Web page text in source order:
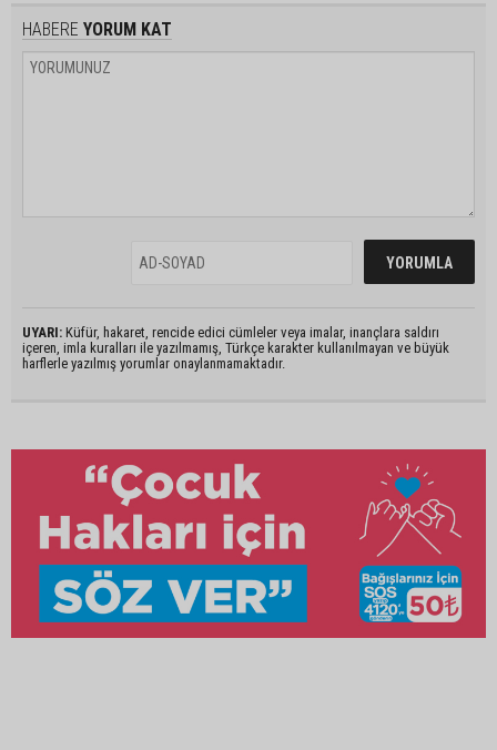
HABERE YORUM KAT
UYARI: Küfür, hakaret, rencide edici cümleler veya imalar, inançlara saldırı
içeren, imla kuralları ile yazılmamış, Türkçe karakter kullanılmayan ve büyük
harflerle yazılmış yorumlar onaylanmamaktadır.